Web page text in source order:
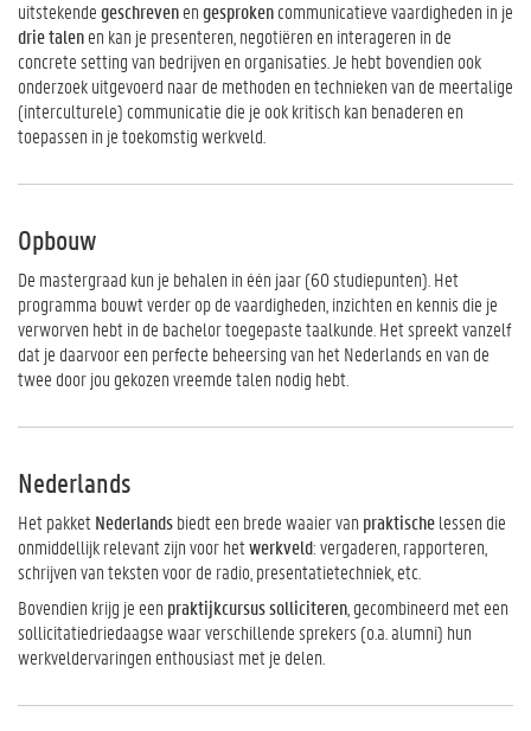
uitstekendegeschrevenengesprokencommunicatieve vaardigheden in je
drie talenen kan je presenteren, negotiëren en interageren in de
concrete setting van bedrijven en organisaties. Je hebt bovendien ook
onderzoek uitgevoerd naar de methoden en technieken van de meertalige
(interculturele) communicatie die je ook kritisch kan benaderen en
toepassen in je toekomstig werkveld.
Opbouw
De mastergraad kun je behalen in één jaar (60 studiepunten). Het
programma bouwt verder op de vaardigheden, inzichten en kennis die je
verworven hebt in de bachelor toegepaste taalkunde. Het spreekt vanzelf
dat je daarvoor een perfecte beheersing van het Nederlands en van de
twee door jou gekozen vreemde talen nodig hebt.
Nederlands
Het pakketNederlandsbiedt een brede waaier van praktischelessen die
onmiddellijk relevant zijn voor hetwerkveld: vergaderen, rapporteren,
schrijven van teksten voor de radio, presentatietechniek, etc.
Bovendien krijg je een praktijkcursus solliciteren , gecombineerd met een
sollicitatiedriedaagse waar verschillende sprekers (o.a. alumni) hun
werkveldervaringen enthousiast met je delen.